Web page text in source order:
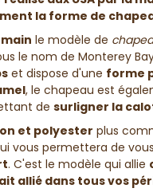
la forme de
le modèle de
le nom de Monterey
et dispose d'une forme
, le chapeau est
de surligner la
et polyester plus
vous permettera de
. C'est le modèle qui allie
allié dans tous vos